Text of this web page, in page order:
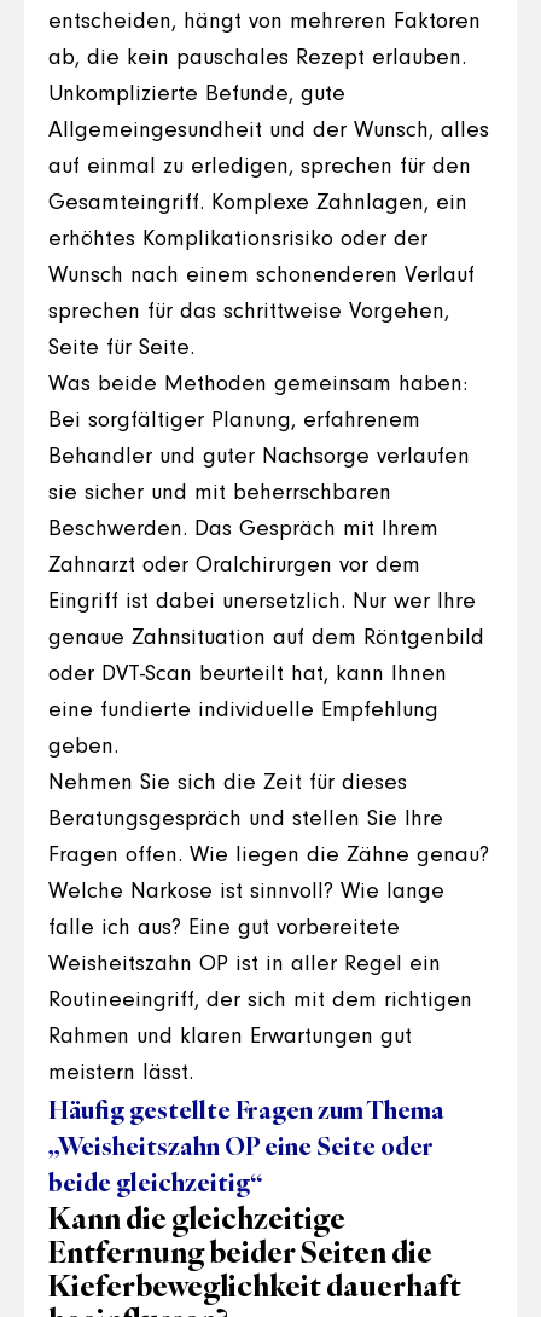
entscheiden, hängt von mehreren Faktoren
ab, die kein pauschales Rezept erlauben.
Unkomplizierte Befunde, gute
Allgemeingesundheit und der Wunsch, alles
auf einmal zu erledigen, sprechen für den
Gesamteingriff. Komplexe Zahnlagen, ein
erhöhtes Komplikationsrisiko oder der
Wunsch nach einem schonenderen Verlauf
sprechen für das schrittweise Vorgehen,
Seite für Seite.
Was beide Methoden gemeinsam haben:
Bei sorgfältiger Planung, erfahrenem
Behandler und guter Nachsorge verlaufen
sie sicher und mit beherrschbaren
Beschwerden. Das Gespräch mit Ihrem
Zahnarzt oder Oralchirurgen vor dem
Eingriff ist dabei unersetzlich. Nur wer Ihre
genaue Zahnsituation auf dem Röntgenbild
oder DVT-Scan beurteilt hat, kann Ihnen
eine fundierte individuelle Empfehlung
geben.
Nehmen Sie sich die Zeit für dieses
Beratungsgespräch und stellen Sie Ihre
Fragen offen. Wie liegen die Zähne genau?
Welche Narkose ist sinnvoll? Wie lange
falle ich aus? Eine gut vorbereitete
Weisheitszahn OP ist in aller Regel ein
Routineeingriff, der sich mit dem richtigen
Rahmen und klaren Erwartungen gut
meistern lässt.
Häufig gestellte Fragen zum Thema
„Weisheitszahn OP eine Seite oder
beide gleichzeitig“
Kann die gleichzeitige
Entfernung beider Seiten die
Kieferbeweglichkeit dauerhaft